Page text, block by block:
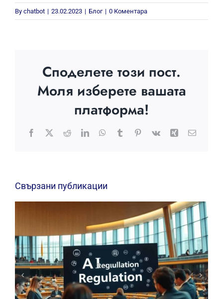
By chatbot | 23.02.2023 | Блог | 0 Коментара
Споделете този пост.
Моля изберете вашата
платформа!
Facebook
X RedditLinkedInWhatsApp
TumblrPinterest
Vk Xing
Свързани публикации